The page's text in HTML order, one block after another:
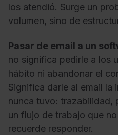
los atendió. Surge un
volumen, sino de
Pasar de email a un
no significa pedirle a los
hábito ni abandonar el
Significa darle al email la
nunca tuvo: trazabilidad,
un flujo de trabajo que
recuerde responder.